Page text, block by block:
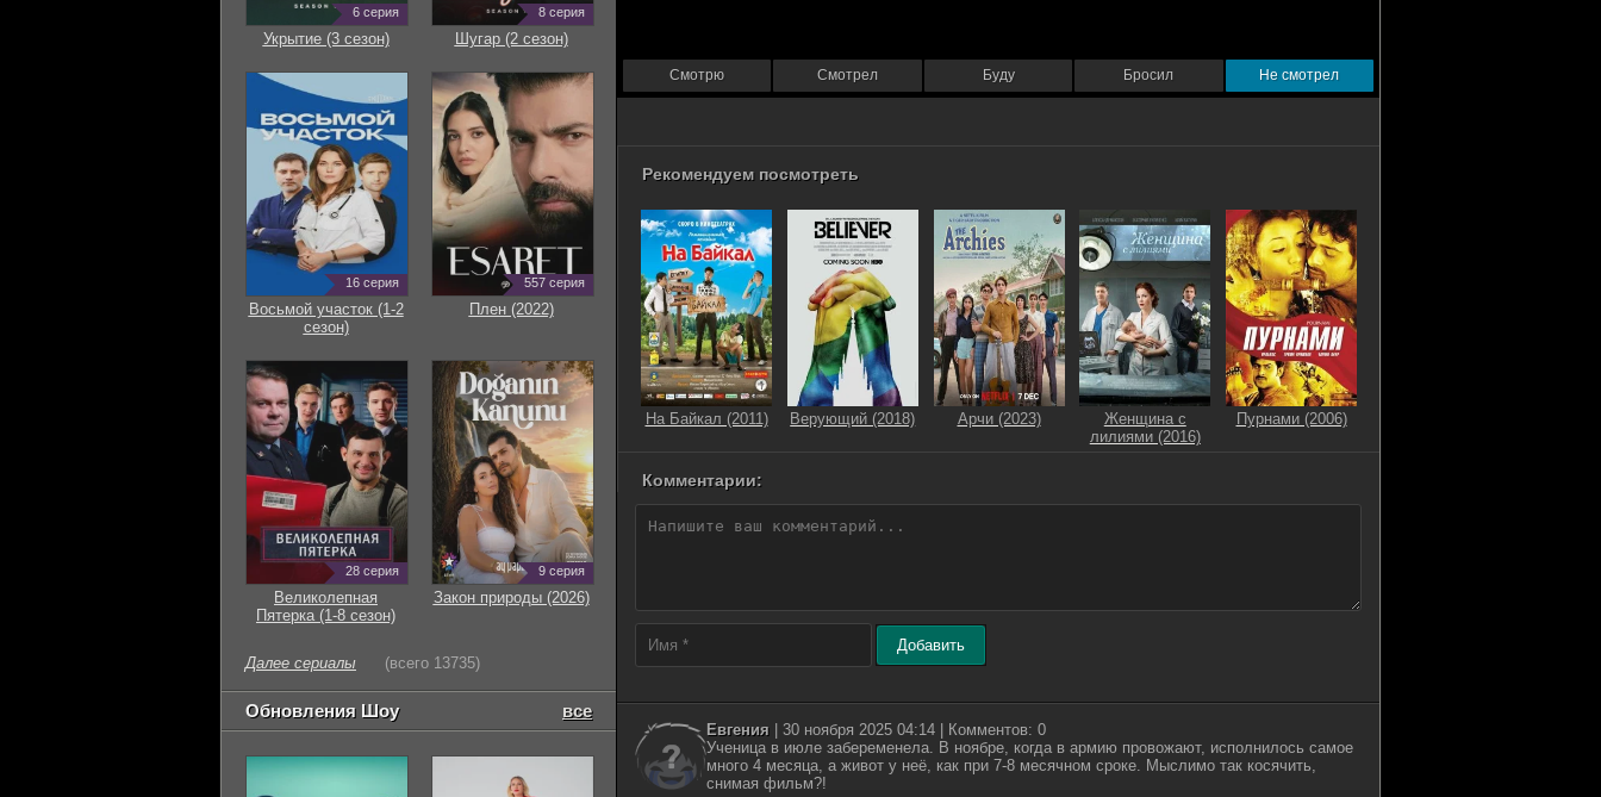
Смотрю Смотрел Буду Бросил Не смотрел
Рекомендуем посмотреть
На Байкал (2011) Верующий (2018) Арчи (2023)
Женщина с
лилиями (2016)
Пурнами (2006)
Комментарии:
Добавить
Евгения | 30 ноября 2025 04:14 | Комментов: 0
Ученица в июле забеременела. В ноябре, когда в армию провожают, исполнилось самое
много 4 месяца, а живот у неё, как при 7-8 месячном сроке. Мыслимо так косячить,
снимая фильм?!
6 серия
Укрытие (3 сезон)
8 серия
Шугар (2 сезон)
16 серия
Восьмой участок (1-2
сезон)
557 серия
Плен (2022)
28 серия
Великолепная
Пятерка (1-8 сезон)
9 серия
Закон природы (2026)
Далее сериалы (всего 13735)
Обновления Шоу все